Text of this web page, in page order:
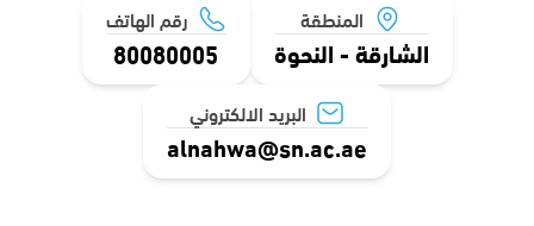
المنطقة
الشارقة - النحوة
رقم الهاتف
80080005
البريد الالكتروني
alnahwa@sn.ac.ae